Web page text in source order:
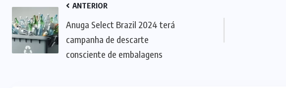
ANTERIOR
Anuga Select Brazil 2024 terá
campanha de descarte
consciente de embalagens